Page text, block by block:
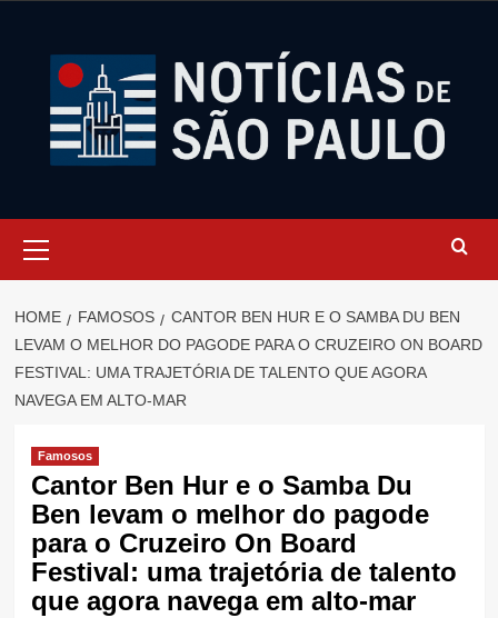
Menu
HOME FAMOSOS
CANTOR BEN HUR E O SAMBA DU BEN
LEVAM O MELHOR DO PAGODE PARA O CRUZEIRO ON BOARD
FESTIVAL: UMA TRAJETÓRIA DE TALENTO QUE AGORA
NAVEGA EM ALTO-MAR
Famosos
Cantor Ben Hur e o Samba Du
Ben levam o melhor do pagode
para o Cruzeiro On Board
Festival: uma trajetória de talento
que agora navega em alto-mar